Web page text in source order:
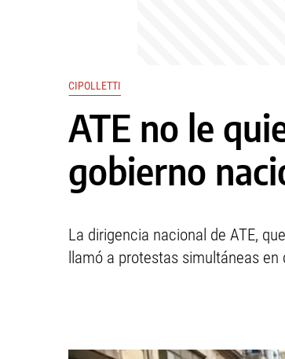
CIPOLLETTI
ATE no le
gobierno
La dirigencia nacional de ATE,
llamó a protestas simultáneas